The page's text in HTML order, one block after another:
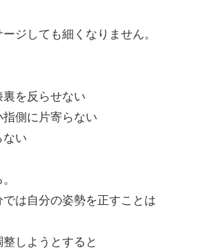
ジしても細くなりません。
を反らせない
側に片寄らない
い
では自分の姿勢を正すことは
しようとすると